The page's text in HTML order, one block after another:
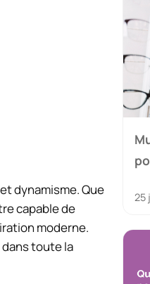
dynamisme. Que
capable de
moderne.
toute la
25